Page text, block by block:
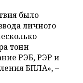
было
личного
тонн
РЭБ, РЭР и
БПЛА», –